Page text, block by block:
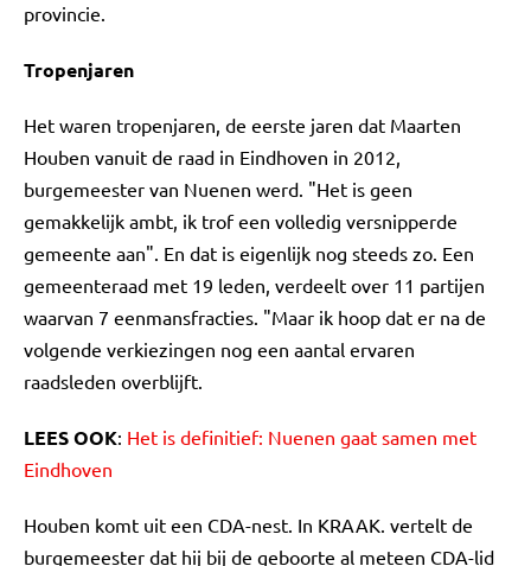
provincie.
Tropenjaren
Het waren tropenjaren, de eerste jaren dat Maarten
Houben vanuit de raad in Eindhoven in 2012,
burgemeester van Nuenen werd. "Het is geen
gemakkelijk ambt, ik trof een volledig versnipperde
gemeente aan". En dat is eigenlijk nog steeds zo. Een
gemeenteraad met 19 leden, verdeelt over 11 partijen
waarvan 7 eenmansfracties. "Maar ik hoop dat er na de
volgende verkiezingen nog een aantal ervaren
raadsleden overblijft.
LEES OOK: Het is definitief: Nuenen gaat samen met
Eindhoven
Houben komt uit een CDA-nest. In KRAAK. vertelt de
burgemeester dat hij bij de geboorte al meteen CDA-lid